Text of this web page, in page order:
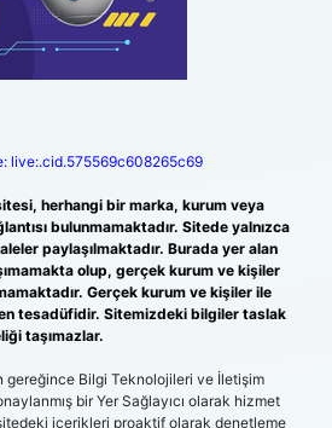
live:.cid.575569c608265c69
herhangi bir marka, kurum veya
bulunmamaktadır. Sitede yalnızca
paylaşılmaktadır. Burada yer alan
olup, gerçek kurum ve kişiler
Gerçek kurum ve kişiler ile
tesadüfidir. Sitemizdeki bilgiler taslak
taşımazlar.
gereğince Bilgi Teknolojileri ve İletişim
bir Yer Sağlayıcı olarak hizmet
içerikleri proaktif olarak denetleme